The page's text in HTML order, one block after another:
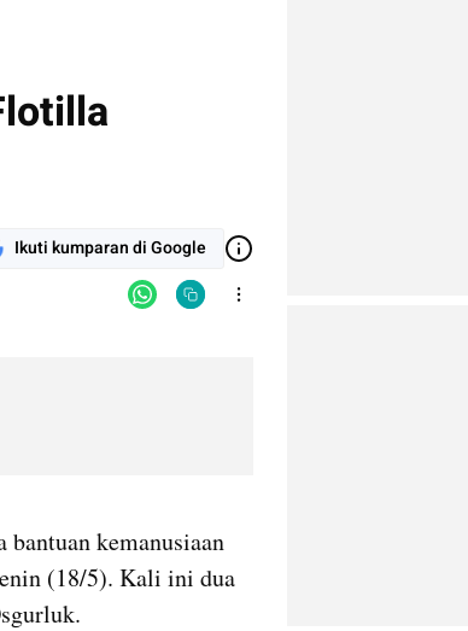
Ikuti kumparan di Google
bantuan kemanusiaan
(18/5). Kali ini dua